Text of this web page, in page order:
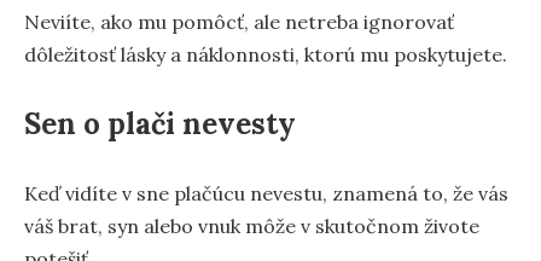
Neviíte, ako mu pomôcť, ale netreba ignorovať
dôležitosť lásky a náklonnosti, ktorú mu poskytujete.
Sen o plači nevesty
Keď vidíte v sne plačúcu nevestu, znamená to, že vás
váš brat, syn alebo vnuk môže v skutočnom živote